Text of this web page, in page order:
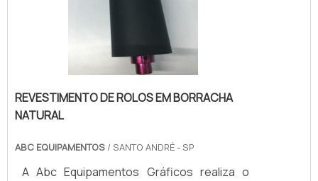
REVESTIMENTO DE ROLOS EM BORRACHA
NATURAL
ABC EQUIPAMENTOS / SANTO ANDRÉ - SP
A Abc Equipamentos Gráficos realiza o